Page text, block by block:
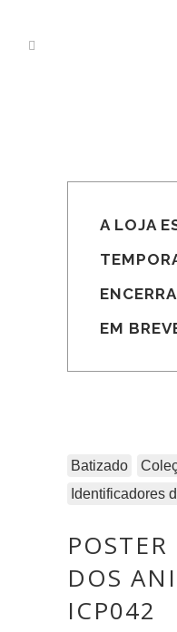
A LOJA
EM
Batizado
Identificadores
DOS
ICP042